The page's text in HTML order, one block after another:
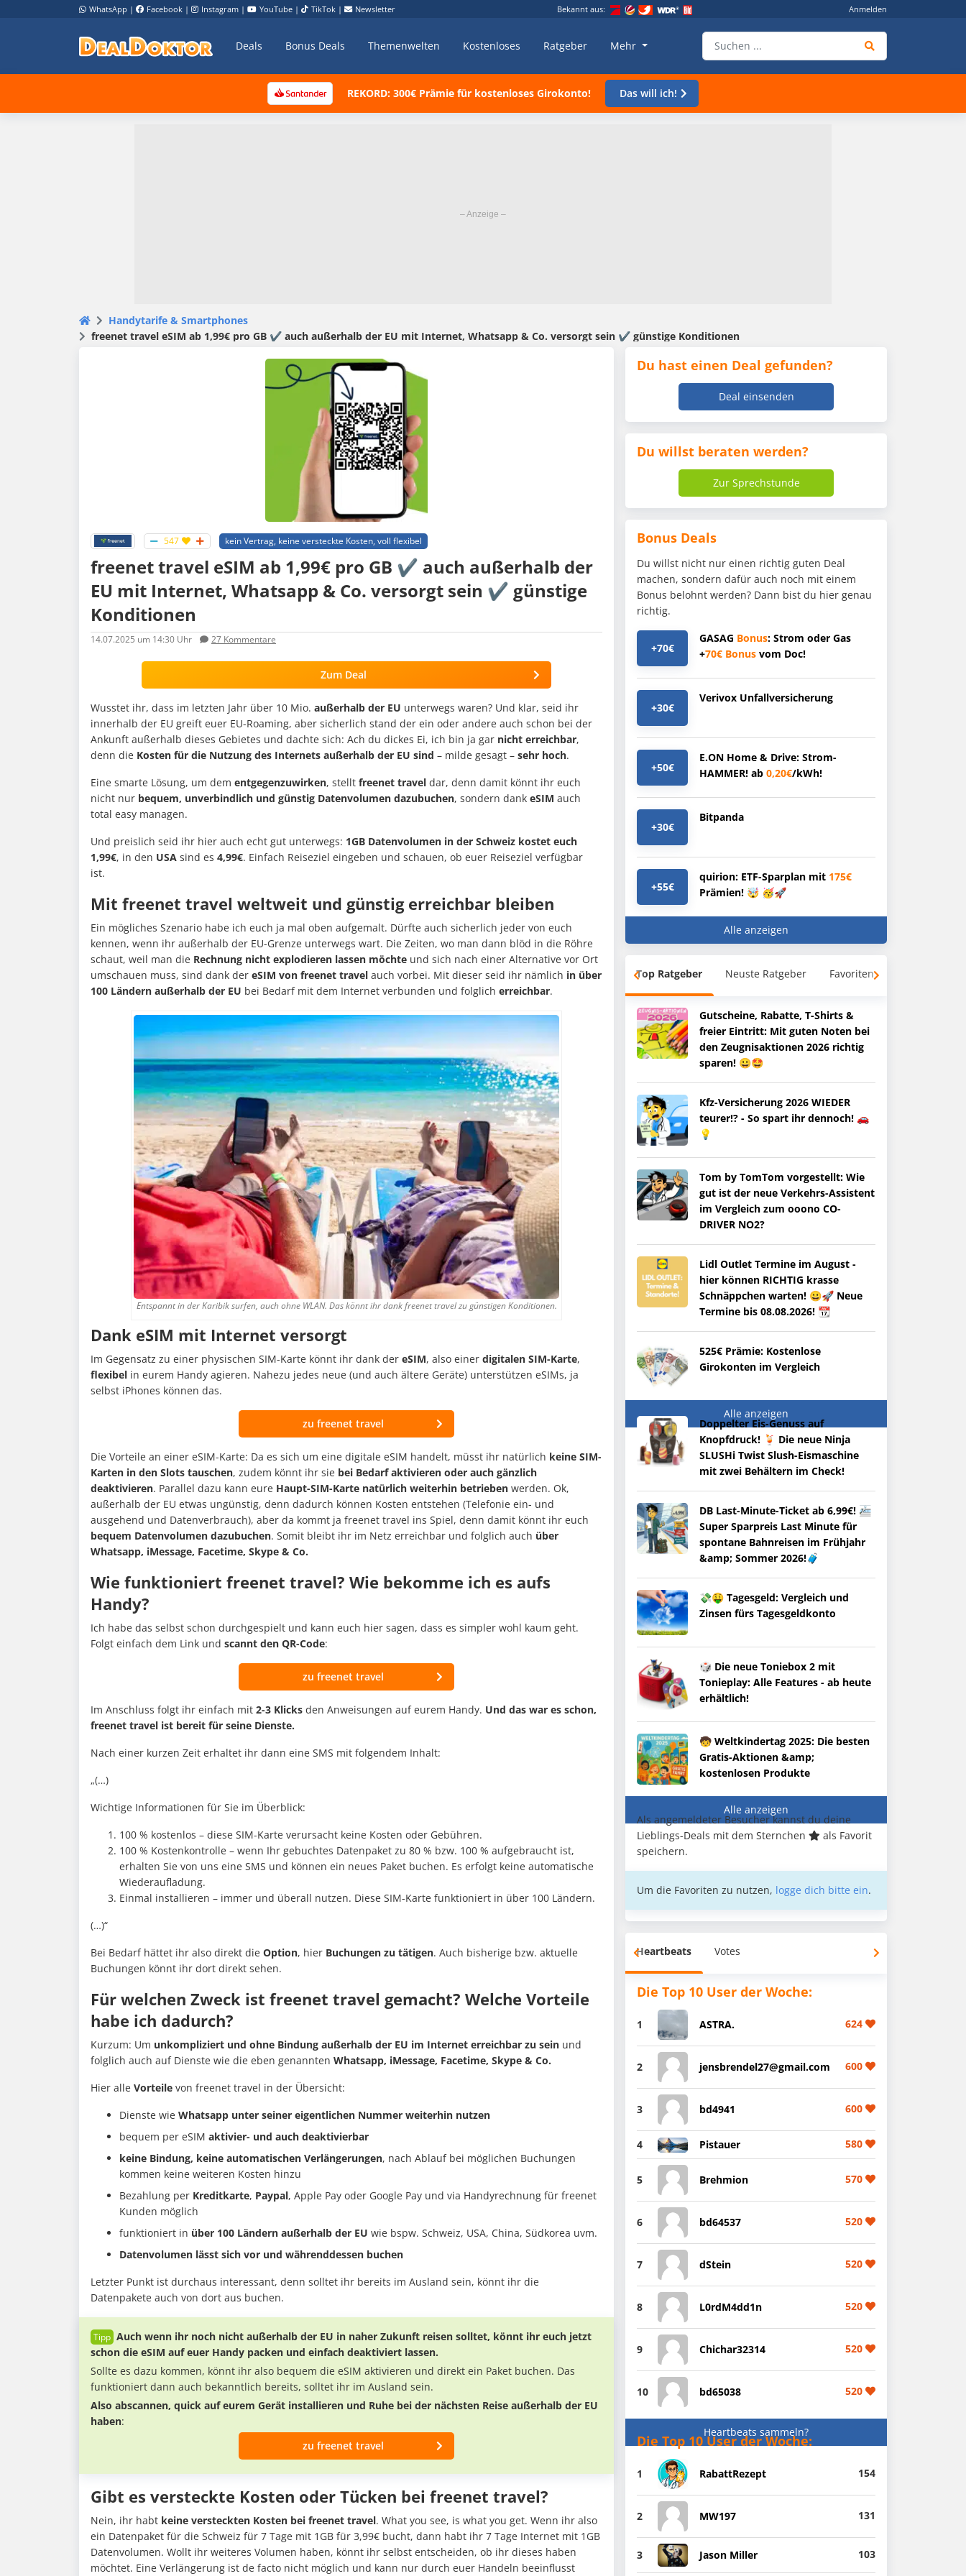
WhatsApp | Facebook | Instagram | YouTube | TikTok | Newsletter Bekannt aus: Anmelden
Deals Bonus Deals Themenwelten Kostenloses Ratgeber Mehr
REKORD: 300€ Prämie für kostenloses Girokonto! Das will ich!
Handytarife & Smartphones
freenet travel eSIM ab 1,99€ pro GB ✔️ auch außerhalb der EU mit Internet, Whatsapp & Co. versorgt sein ✔️ günstige Konditionen
547 kein Vertrag, keine versteckte Kosten, voll flexibel
freenet travel eSIM ab 1,99€ pro GB ✔️ auch außerhalb der
EU mit Internet, Whatsapp & Co. versorgt sein ✔️ günstige
Konditionen
14.07.2025 um 14:30 Uhr 27 Kommentare
Zum Deal
Wusstet ihr, dass im letzten Jahr über 10 Mio. außerhalb der EU unterwegs waren? Und klar, seid ihr
innerhalb der EU greift euer EU-Roaming, aber sicherlich stand der ein oder andere auch schon bei der
Ankunft außerhalb dieses Gebietes und dachte sich: Ach du dickes Ei, ich bin ja gar nicht erreichbar,
denn die Kosten für die Nutzung des Internets außerhalb der EU sind – milde gesagt – sehr hoch.
Eine smarte Lösung, um dem entgegenzuwirken, stellt freenet travel dar, denn damit könnt ihr euch
nicht nur bequem, unverbindlich und günstig Datenvolumen dazubuchen, sondern dank eSIM auch
total easy managen.
Und preislich seid ihr hier auch echt gut unterwegs: 1GB Datenvolumen in der Schweiz kostet euch
1,99€, in den USA sind es 4,99€. Einfach Reiseziel eingeben und schauen, ob euer Reiseziel verfügbar
ist.
Mit freenet travel weltweit und günstig erreichbar bleiben
Ein mögliches Szenario habe ich euch ja mal oben aufgemalt. Dürfte auch sicherlich jeder von euch
kennen, wenn ihr außerhalb der EU-Grenze unterwegs wart. Die Zeiten, wo man dann blöd in die Röhre
schaut, weil man die Rechnung nicht explodieren lassen möchte und sich nach einer Alternative vor Ort
umschauen muss, sind dank der eSIM von freenet travel auch vorbei. Mit dieser seid ihr nämlich in über
100 Ländern außerhalb der EU bei Bedarf mit dem Internet verbunden und folglich erreichbar.
Entspannt in der Karibik surfen, auch ohne WLAN. Das könnt ihr dank freenet travel zu günstigen Konditionen.
Dank eSIM mit Internet versorgt
Im Gegensatz zu einer physischen SIM-Karte könnt ihr dank der eSIM, also einer digitalen SIM-Karte,
flexibel in eurem Handy agieren. Nahezu jedes neue (und auch ältere Geräte) unterstützen eSIMs, ja
selbst iPhones können das.
zu freenet travel
Die Vorteile an einer eSIM-Karte: Da es sich um eine digitale eSIM handelt, müsst ihr natürlich keine SIM-
Karten in den Slots tauschen, zudem könnt ihr sie bei Bedarf aktivieren oder auch gänzlich
deaktivieren. Parallel dazu kann eure Haupt-SIM-Karte natürlich weiterhin betrieben werden. Ok,
außerhalb der EU etwas ungünstig, denn dadurch können Kosten entstehen (Telefonie ein- und
ausgehend und Datenverbrauch), aber da kommt ja freenet travel ins Spiel, denn damit könnt ihr euch
bequem Datenvolumen dazubuchen. Somit bleibt ihr im Netz erreichbar und folglich auch über
Whatsapp, iMessage, Facetime, Skype & Co.
Wie funktioniert freenet travel? Wie bekomme ich es aufs
Handy?
Ich habe das selbst schon durchgespielt und kann euch hier sagen, dass es simpler wohl kaum geht.
Folgt einfach dem Link und scannt den QR-Code:
zu freenet travel
Im Anschluss folgt ihr einfach mit 2-3 Klicks den Anweisungen auf eurem Handy. Und das war es schon,
freenet travel ist bereit für seine Dienste.
Nach einer kurzen Zeit erhaltet ihr dann eine SMS mit folgendem Inhalt:
„(…)
Wichtige Informationen für Sie im Überblick:
100 % kostenlos – diese SIM-Karte verursacht keine Kosten oder Gebühren.
100 % Kostenkontrolle – wenn Ihr gebuchtes Datenpaket zu 80 % bzw. 100 % aufgebraucht ist,
erhalten Sie von uns eine SMS und können ein neues Paket buchen. Es erfolgt keine automatische
Wiederaufladung.
Einmal installieren – immer und überall nutzen. Diese SIM-Karte funktioniert in über 100 Ländern.
(…)“
Bei Bedarf hättet ihr also direkt die Option, hier Buchungen zu tätigen. Auch bisherige bzw. aktuelle
Buchungen könnt ihr dort direkt sehen.
Für welchen Zweck ist freenet travel gemacht? Welche Vorteile
habe ich dadurch?
Kurzum: Um unkompliziert und ohne Bindung außerhalb der EU im Internet erreichbar zu sein und
folglich auch auf Dienste wie die eben genannten Whatsapp, iMessage, Facetime, Skype & Co.
Hier alle Vorteile von freenet travel in der Übersicht:
Dienste wie Whatsapp unter seiner eigentlichen Nummer weiterhin nutzen
bequem per eSIM aktivier- und auch deaktivierbar
keine Bindung, keine automatischen Verlängerungen, nach Ablauf bei möglichen Buchungen
kommen keine weiteren Kosten hinzu
Bezahlung per Kreditkarte, Paypal, Apple Pay oder Google Pay und via Handyrechnung für freenet
Kunden möglich
funktioniert in über 100 Ländern außerhalb der EU wie bspw. Schweiz, USA, China, Südkorea uvm.
Datenvolumen lässt sich vor und währenddessen buchen
Letzter Punkt ist durchaus interessant, denn solltet ihr bereits im Ausland sein, könnt ihr die
Datenpakete auch von dort aus buchen.
Auch wenn ihr noch nicht außerhalb der EU in naher Zukunft reisen solltet, könnt ihr euch jetzt
schon die eSIM auf euer Handy packen und einfach deaktiviert lassen.
Sollte es dazu kommen, könnt ihr also bequem die eSIM aktivieren und direkt ein Paket buchen. Das
funktioniert dann auch bekanntlich bereits, solltet ihr im Ausland sein.
Also abscannen, quick auf eurem Gerät installieren und Ruhe bei der nächsten Reise außerhalb der EU
haben:
zu freenet travel
Gibt es versteckte Kosten oder Tücken bei freenet travel?
Nein, ihr habt keine versteckten Kosten bei freenet travel. What you see, is what you get. Wenn ihr also
ein Datenpaket für die Schweiz für 7 Tage mit 1GB für 3,99€ bucht, dann habt ihr 7 Tage Internet mit 1GB
Datenvolumen. Wollt ihr weiteres Volumen haben, könnt ihr selbst entscheiden, ob ihr dieses haben
möchtet. Eine Verlängerung ist de facto nicht möglich und kann nur durch euer Handeln beeinflusst
Du hast einen Deal gefunden?
Deal einsenden
Du willst beraten werden?
Zur Sprechstunde
Bonus Deals
Du willst nicht nur einen richtig guten Deal
machen, sondern dafür auch noch mit einem
Bonus belohnt werden? Dann bist du hier genau
richtig.
+70€
GASAG Bonus: Strom oder Gas
+70€ Bonus vom Doc!
+30€
Verivox Unfallversicherung
+50€
E.ON Home & Drive: Strom-
HAMMER! ab 0,20€/kWh!
+30€
Bitpanda
+55€
quirion: ETF-Sparplan mit 175€
Prämien! 🤯 🥳🚀
Alle anzeigen
Top Ratgeber Neuste Ratgeber Favoriten
Gutscheine, Rabatte, T-Shirts &
freier Eintritt: Mit guten Noten bei
den Zeugnisaktionen 2026 richtig
sparen! 😀🤩
Kfz-Versicherung 2026 WIEDER
teurer!? - So spart ihr dennoch! 🚗
💡
Tom by TomTom vorgestellt: Wie
gut ist der neue Verkehrs-Assistent
im Vergleich zum ooono CO-
DRIVER NO2?
Lidl Outlet Termine im August -
hier können RICHTIG krasse
Schnäppchen warten! 😀🚀 Neue
Termine bis 08.08.2026! 📆
525€ Prämie: Kostenlose
Girokonten im Vergleich
Alle anzeigen
Doppelter Eis-Genuss auf
Knopfdruck! 🍹 Die neue Ninja
SLUSHi Twist Slush-Eismaschine
mit zwei Behältern im Check!
DB Last-Minute-Ticket ab 6,99€! 🚈
Super Sparpreis Last Minute für
spontane Bahnreisen im Frühjahr
&amp; Sommer 2026!🧳
💸🤑 Tagesgeld: Vergleich und
Zinsen fürs Tagesgeldkonto
🎲 Die neue Toniebox 2 mit
Tonieplay: Alle Features - ab heute
erhältlich!
🧒 Weltkindertag 2025: Die besten
Gratis-Aktionen &amp;
kostenlosen Produkte
Alle anzeigen
Als angemeldeter Besucher kannst du deine
Lieblings-Deals mit dem Sternchen
als Favorit
speichern.
Um die Favoriten zu nutzen, logge dich bitte ein.
Heartbeats Votes
Die Top 10 User der Woche:
1 ASTRA. 624
2 jensbrendel27@gmail.com 600
3 bd4941 600
4 Pistauer 580
5 Brehmion 570
6 bd64537 520
7 dStein 520
8 L0rdM4dd1n 520
9 Chichar32314 520
10 bd65038 520
Heartbeats sammeln?
Die Top 10 User der Woche:
1 RabattRezept 154
2 MW197 131
3 Jason Miller 103